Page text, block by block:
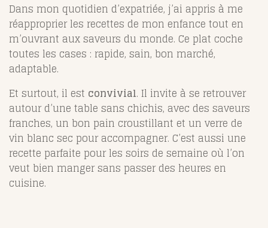
Dans mon quotidien d’expatriée, j’ai appris à me
réapproprier les recettes de mon enfance tout en
m’ouvrant aux saveurs du monde. Ce plat coche
toutes les cases : rapide, sain, bon marché,
adaptable.
Et surtout, il est convivial. Il invite à se retrouver
autour d’une table sans chichis, avec des saveurs
franches, un bon pain croustillant et un verre de
vin blanc sec pour accompagner. C’est aussi une
recette parfaite pour les soirs de semaine où l’on
veut bien manger sans passer des heures en
cuisine.